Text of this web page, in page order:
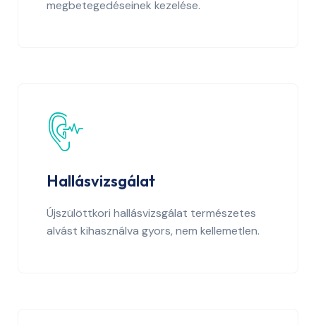
megbetegedéseinek kezelése.
Hallásvizsgálat
Újszülöttkori hallásvizsgálat természetes
alvást kihasználva gyors, nem kellemetlen.